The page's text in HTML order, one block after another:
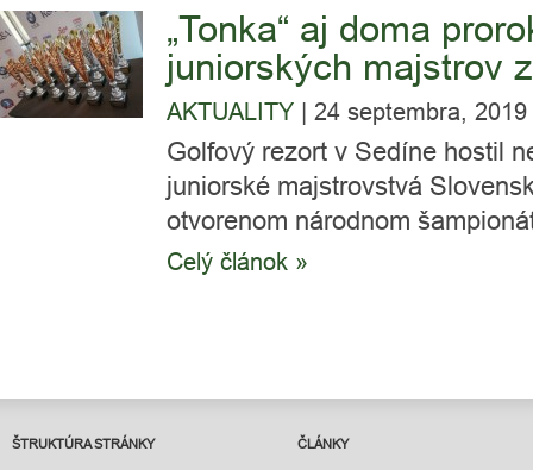
„Tonka“ aj doma
juniorských majstrov
AKTUALITY | 24 septembra, 2019
Golfový rezort v Sedíne hostil
juniorské majstrovstvá
otvorenom národnom
Celý článok »
ŠTRUKTÚRA STRÁNKY ČLÁNKY